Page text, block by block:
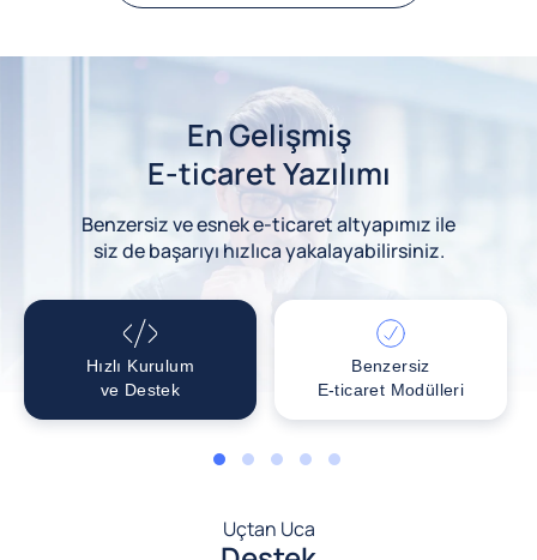
En Gelişmiş
E-ticaret Yazılımı
Benzersiz ve esnek e-ticaret altyapımız ile
siz de başarıyı hızlıca yakalayabilirsiniz.
Hızlı Kurulum
ve Destek
Benzersiz
E-ticaret Modülleri
1 2 3 4 5
Uçtan Uca